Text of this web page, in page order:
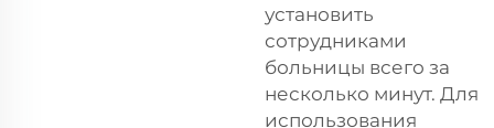
установить
сотрудниками
больницы всего за
несколько минут. Для
использования